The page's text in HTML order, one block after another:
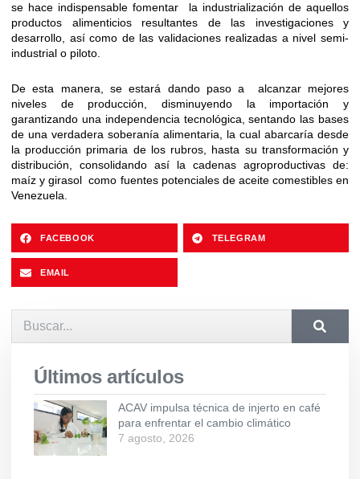
se hace indispensable fomentar la industrialización de aquellos
productos alimenticios resultantes de las investigaciones y
desarrollo, así como de las validaciones realizadas a nivel semi-
industrial o piloto.
De esta manera, se estará dando paso a alcanzar mejores
niveles de producción, disminuyendo la importación y
garantizando una independencia tecnológica, sentando las bases
de una verdadera soberanía alimentaria, la cual abarcaría desde
la producción primaria de los rubros, hasta su transformación y
distribución, consolidando así la cadenas agroproductivas de:
maíz y girasol como fuentes potenciales de aceite comestibles en
Venezuela.
FACEBOOK TELEGRAM
EMAIL
Últimos artículos
ACAV impulsa técnica de injerto en café
para enfrentar el cambio climático
7 agosto, 2026